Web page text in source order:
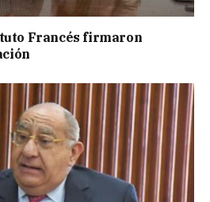
Francés firmaron